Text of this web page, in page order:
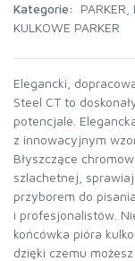
Kategorie:
PARKER
KULKOWE PARKER
Elegancki,
Steel CT to
potencjale.
z innowacyjnym
Błyszczące
szlachetnej,
przyborem do
i profesjonalistów.
końcówka pióra
dzięki czemu